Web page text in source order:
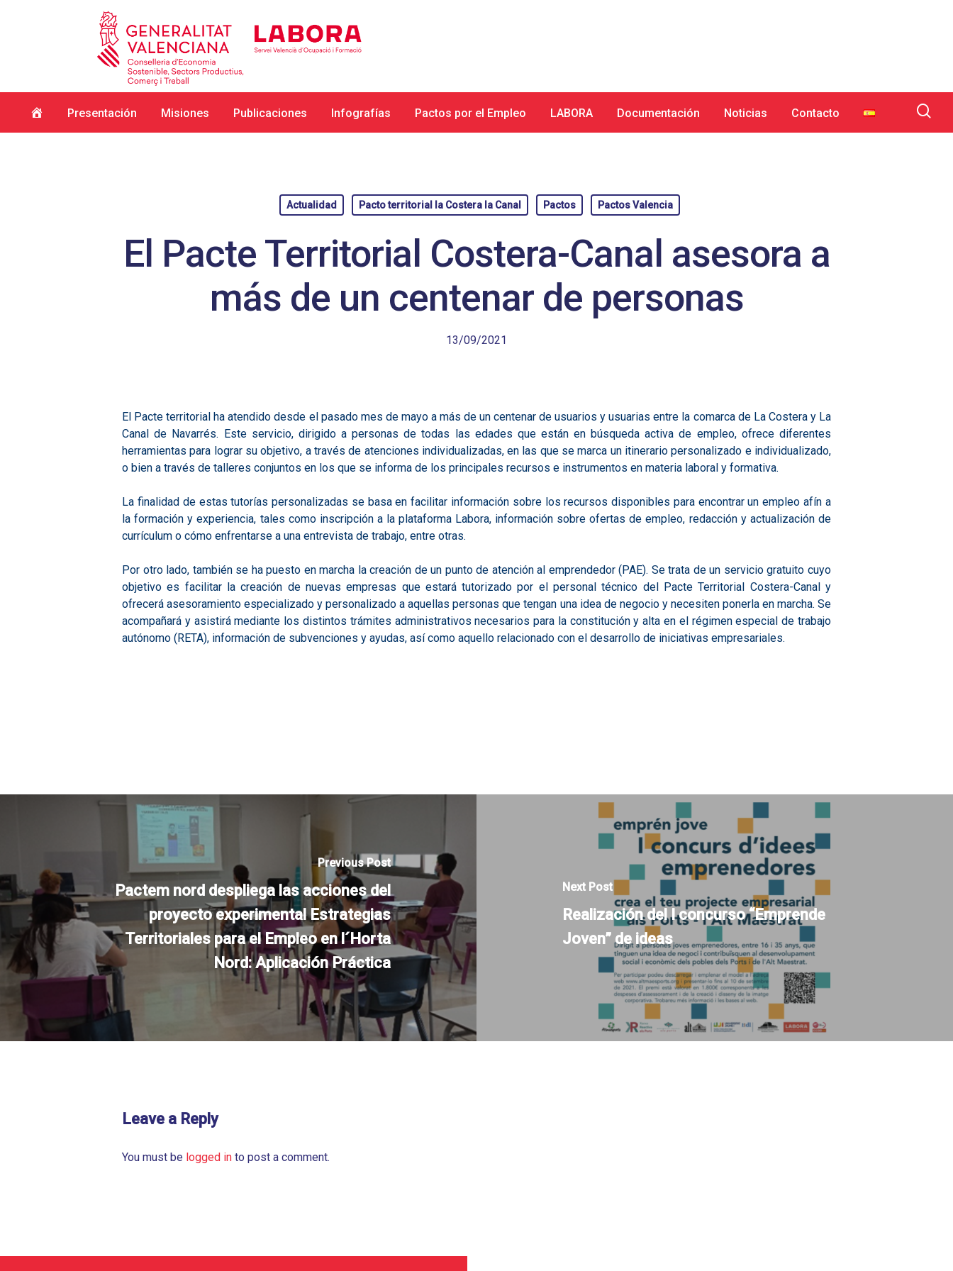
InicioPresentación Misiones Publicaciones Infografías Pactos por el Empleo LABORA Documentación Noticias Contacto
Actualidad Pacto territorial la Costera la Canal Pactos Pactos Valencia
El Pacte Territorial Costera-Canal asesora a
más de un centenar de personas
13/09/2021
El Pacte territorial ha atendido desde el pasado mes de mayo a más de un centenar de usuarios y usuarias entre la comarca de La Costera y La
Canal de Navarrés. Este servicio, dirigido a personas de todas las edades que están en búsqueda activa de empleo, ofrece diferentes
herramientas para lograr su objetivo, a través de atenciones individualizadas, en las que se marca un itinerario personalizado e individualizado,
o bien a través de talleres conjuntos en los que se informa de los principales recursos e instrumentos en materia laboral y formativa.
La finalidad de estas tutorías personalizadas se basa en facilitar información sobre los recursos disponibles para encontrar un empleo afín a
la formación y experiencia, tales como inscripción a la plataforma Labora, información sobre ofertas de empleo, redacción y actualización de
currículum o cómo enfrentarse a una entrevista de trabajo, entre otras.
Por otro lado, también se ha puesto en marcha la creación de un punto de atención al emprendedor (PAE). Se trata de un servicio gratuito cuyo
objetivo es facilitar la creación de nuevas empresas que estará tutorizado por el personal técnico del Pacte Territorial Costera-Canal y
ofrecerá asesoramiento especializado y personalizado a aquellas personas que tengan una idea de negocio y necesiten ponerla en marcha. Se
acompañará y asistirá mediante los distintos trámites administrativos necesarios para la constitución y alta en el régimen especial de trabajo
autónomo (RETA), información de subvenciones y ayudas, así como aquello relacionado con el desarrollo de iniciativas empresariales.
Previous Post
Pactem nord despliega las acciones del
proyecto experimental Estrategias
Territoriales para el Empleo en l´Horta
Nord: Aplicación Práctica
Next Post
Realización del I concurso “Emprende
Joven” de ideas
Leave a Reply
You must be logged in to post a comment.